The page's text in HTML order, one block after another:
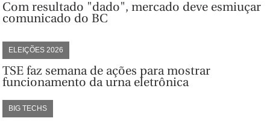
Com resultado "dado", mercado deve esmiuçar
comunicado do BC
ELEIÇÕES 2026
TSE faz semana de ações para mostrar
funcionamento da urna eletrônica
BIG TECHS